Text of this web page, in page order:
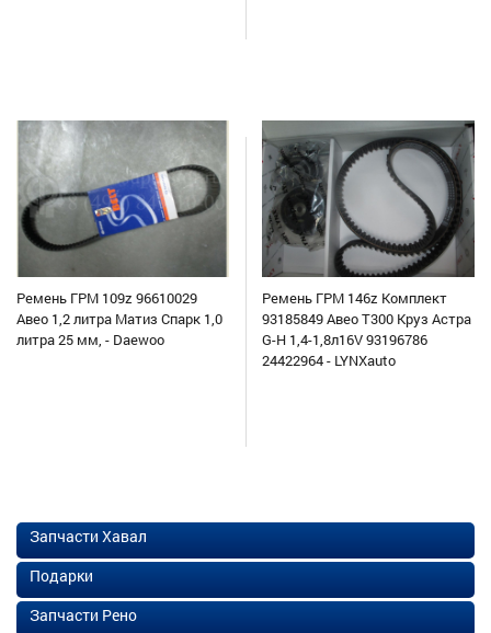
Ремень ГРМ 109z 96610029
Авео 1,2 литра Матиз Спарк 1,0
литра 25 мм, - Daewoo
Ремень ГРМ 146z Комплект
93185849 Авео Т300 Круз Астра
G-H 1,4-1,8л16V 93196786
24422964 - LYNXauto
Запчасти Хавал
Подарки
Запчасти Рено